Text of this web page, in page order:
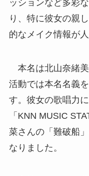
ッションなど多彩
り、特に彼女の親
的なメイク情報が人
本名は北山奈緒
活動では本名名義
す。彼女の歌唱力
「KNN MUSIC
菜さんの「難破船
なりました。